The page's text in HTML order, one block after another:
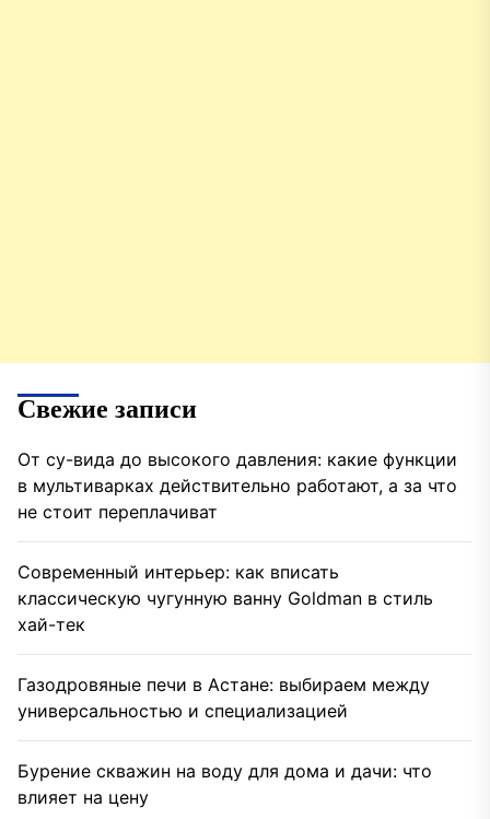
Свежие записи
От су-вида до высокого давления: какие функции
в мультиварках действительно работают, а за что
не стоит переплачиват
Современный интерьер: как вписать
классическую чугунную ванну Goldman в стиль
хай-тек
Газодровяные печи в Астане: выбираем между
универсальностью и специализацией
Бурение скважин на воду для дома и дачи: что
влияет на цену